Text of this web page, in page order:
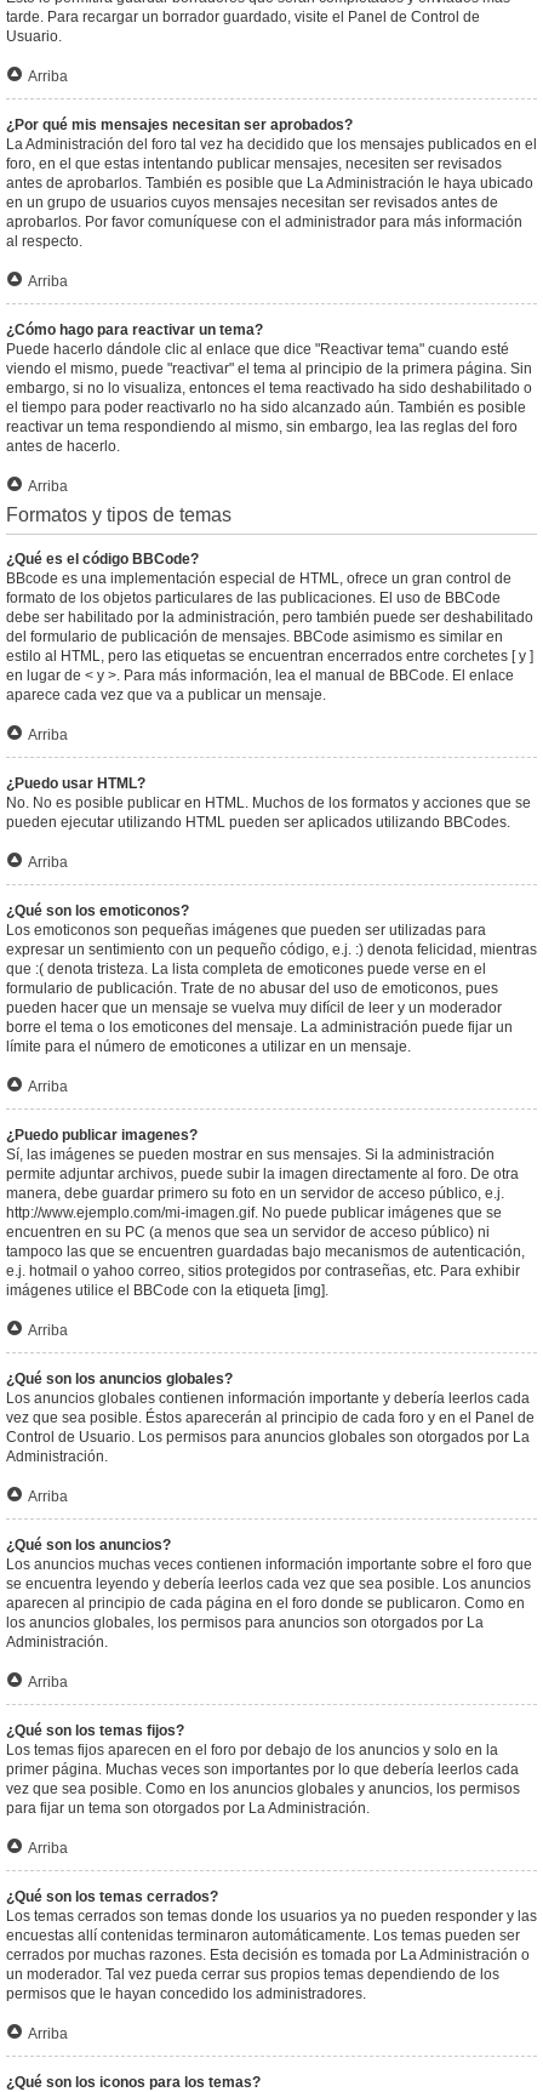
tarde. Para recargar un borrador guardado, visite el Panel de Control de
Usuario.
Arriba
¿Por qué mis mensajes necesitan ser aprobados?
La Administración del foro tal vez ha decidido que los mensajes publicados en el
foro, en el que estas intentando publicar mensajes, necesiten ser revisados
antes de aprobarlos. También es posible que La Administración le haya ubicado
en un grupo de usuarios cuyos mensajes necesitan ser revisados antes de
aprobarlos. Por favor comuníquese con el administrador para más información
al respecto.
Arriba
¿Cómo hago para reactivar un tema?
Puede hacerlo dándole clic al enlace que dice "Reactivar tema" cuando esté
viendo el mismo, puede "reactivar" el tema al principio de la primera página. Sin
embargo, si no lo visualiza, entonces el tema reactivado ha sido deshabilitado o
el tiempo para poder reactivarlo no ha sido alcanzado aún. También es posible
reactivar un tema respondiendo al mismo, sin embargo, lea las reglas del foro
antes de hacerlo.
Arriba
Formatos y tipos de temas
¿Qué es el código BBCode?
BBcode es una implementación especial de HTML, ofrece un gran control de
formato de los objetos particulares de las publicaciones. El uso de BBCode
debe ser habilitado por la administración, pero también puede ser deshabilitado
del formulario de publicación de mensajes. BBCode asimismo es similar en
estilo al HTML, pero las etiquetas se encuentran encerrados entre corchetes [ y ]
en lugar de < y >. Para más información, lea el manual de BBCode. El enlace
aparece cada vez que va a publicar un mensaje.
Arriba
¿Puedo usar HTML?
No. No es posible publicar en HTML. Muchos de los formatos y acciones que se
pueden ejecutar utilizando HTML pueden ser aplicados utilizando BBCodes.
Arriba
¿Qué son los emoticonos?
Los emoticonos son pequeñas imágenes que pueden ser utilizadas para
expresar un sentimiento con un pequeño código, e.j. :) denota felicidad, mientras
que :( denota tristeza. La lista completa de emoticones puede verse en el
formulario de publicación. Trate de no abusar del uso de emoticonos, pues
pueden hacer que un mensaje se vuelva muy difícil de leer y un moderador
borre el tema o los emoticones del mensaje. La administración puede fijar un
límite para el número de emoticones a utilizar en un mensaje.
Arriba
¿Puedo publicar imagenes?
Sí, las imágenes se pueden mostrar en sus mensajes. Si la administración
permite adjuntar archivos, puede subir la imagen directamente al foro. De otra
manera, debe guardar primero su foto en un servidor de acceso público, e.j.
http://www.ejemplo.com/mi-imagen.gif. No puede publicar imágenes que se
encuentren en su PC (a menos que sea un servidor de acceso público) ni
tampoco las que se encuentren guardadas bajo mecanismos de autenticación,
e.j. hotmail o yahoo correo, sitios protegidos por contraseñas, etc. Para exhibir
imágenes utilice el BBCode con la etiqueta [img].
Arriba
¿Qué son los anuncios globales?
Los anuncios globales contienen información importante y debería leerlos cada
vez que sea posible. Éstos aparecerán al principio de cada foro y en el Panel de
Control de Usuario. Los permisos para anuncios globales son otorgados por La
Administración.
Arriba
¿Qué son los anuncios?
Los anuncios muchas veces contienen información importante sobre el foro que
se encuentra leyendo y debería leerlos cada vez que sea posible. Los anuncios
aparecen al principio de cada página en el foro donde se publicaron. Como en
los anuncios globales, los permisos para anuncios son otorgados por La
Administración.
Arriba
¿Qué son los temas fijos?
Los temas fijos aparecen en el foro por debajo de los anuncios y solo en la
primer página. Muchas veces son importantes por lo que debería leerlos cada
vez que sea posible. Como en los anuncios globales y anuncios, los permisos
para fijar un tema son otorgados por La Administración.
Arriba
¿Qué son los temas cerrados?
Los temas cerrados son temas donde los usuarios ya no pueden responder y las
encuestas allí contenidas terminaron automáticamente. Los temas pueden ser
cerrados por muchas razones. Esta decisión es tomada por La Administración o
un moderador. Tal vez pueda cerrar sus propios temas dependiendo de los
permisos que le hayan concedido los administradores.
Arriba
¿Qué son los iconos para los temas?